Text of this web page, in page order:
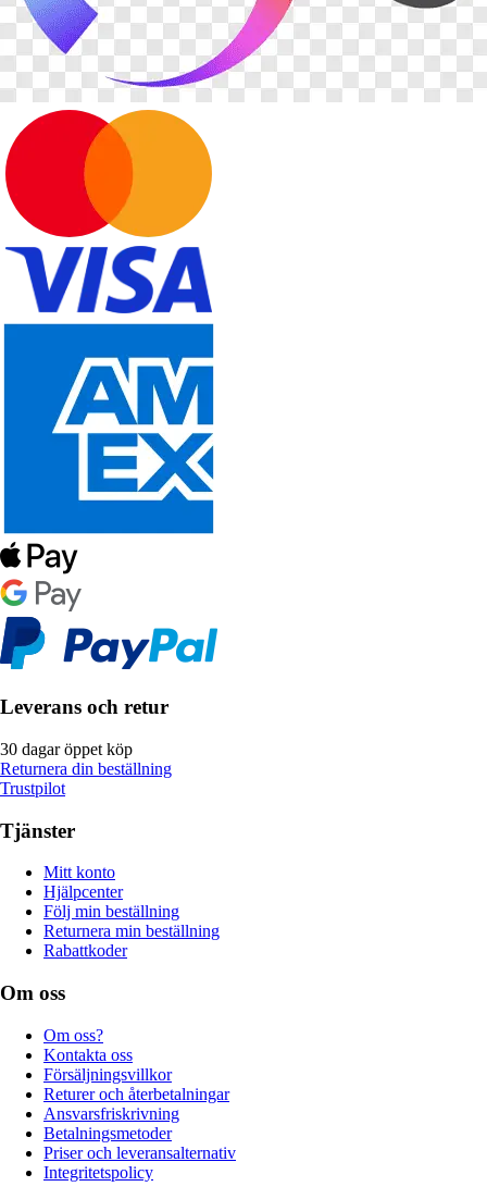
Leverans och retur
30 dagar öppet köp
Returnera din beställning
Trustpilot
Tjänster
Mitt konto
Hjälpcenter
Följ min beställning
Returnera min beställning
Rabattkoder
Om oss
Om oss?
Kontakta oss
Försäljningsvillkor
Returer och återbetalningar
Ansvarsfriskrivning
Betalningsmetoder
Priser och leveransalternativ
Integritetspolicy